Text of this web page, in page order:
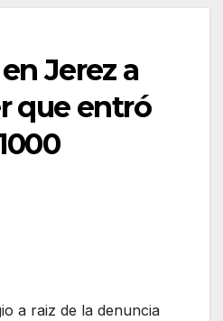
Jerez a
que entró
a raiz de la denuncia